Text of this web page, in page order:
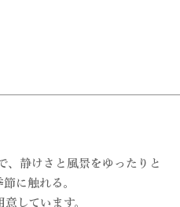
、静けさと風景をゆったりと
に触れる。
しています。